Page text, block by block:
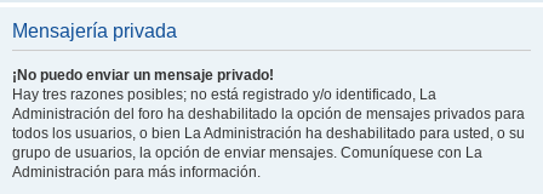
Mensajería privada
¡No puedo enviar un mensaje privado!
Hay tres razones posibles; no está registrado y/o identificado, La
Administración del foro ha deshabilitado la opción de mensajes privados para
todos los usuarios, o bien La Administración ha deshabilitado para usted, o su
grupo de usuarios, la opción de enviar mensajes. Comuníquese con La
Administración para más información.